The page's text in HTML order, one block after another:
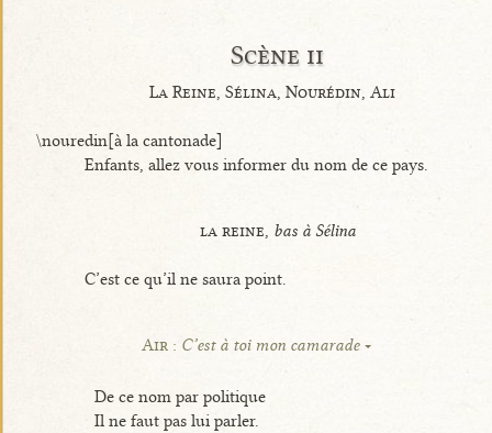
Scène ii
La Reine, Sélina, Nourédin, Ali
\nouredin[à la cantonade]
Enfants, allez vous informer du nom de ce pays.
la reine, bas à Sélina
C’est ce qu’il ne saura point.
Air : C’est à toi mon camarade
De ce nom par politique
Il ne faut pas lui parler.